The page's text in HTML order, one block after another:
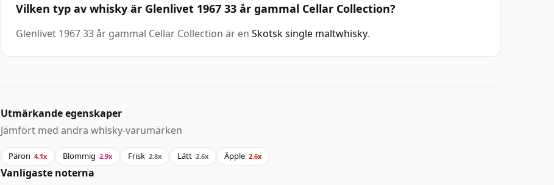
Vilken typ av whisky är Glenlivet 1967 33 år gammal Cellar Collection?
Glenlivet 1967 33 år gammal Cellar Collection är en Skotsk single maltwhisky.
Utmärkande egenskaper
Jämfört med andra whisky-varumärken
Päron 4.1x Blommig 2.9x Frisk 2.8x Lätt 2.6x Äpple 2.6x
Vanligaste noterna